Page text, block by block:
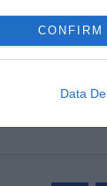
CONFIRM
Data